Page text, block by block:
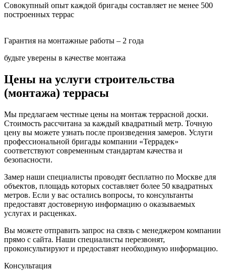
Совокупный опыт каждой бригады составляет не менее 500
построенных террас
Гарантия на монтажные работы – 2 года
будьте уверены в качестве монтажа
Цены на услуги строительства
(монтажа) террасы
Мы предлагаем честные цены на монтаж террасной доски.
Стоимость рассчитана за каждый квадратный метр. Точную
цену вы можете узнать после произведения замеров. Услуги
профессиональной бригады компании «Террадек»
соответствуют современным стандартам качества и
безопасности.
Замер наши специалисты проводят бесплатно по Москве для
объектов, площадь которых составляет более 50 квадратных
метров. Если у вас остались вопросы, то консультанты
предоставят достоверную информацию о оказываемых
услугах и расценках.
Вы можете отправить запрос на связь с менеджером компании
прямо с сайта. Наши специалисты перезвонят,
проконсультируют и предоставят необходимую информацию.
Консультация